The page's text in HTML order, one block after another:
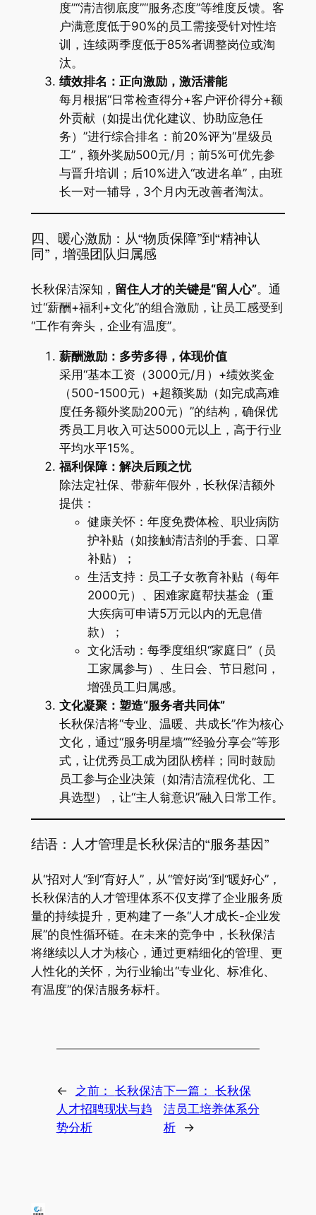
度”“清洁彻底度”“服务态度”等维度反馈。客
户满意度低于90%的员工需接受针对性培
训，连续两季度低于85%者调整岗位或淘
汰。
绩效排名：正向激励，激活潜能
每月根据“日常检查得分+客户评价得分+额
外贡献（如提出优化建议、协助应急任
务）”进行综合排名：前20%评为“星级员
工”，额外奖励500元/月；前5%可优先参
与晋升培训；后10%进入“改进名单”，由班
长一对一辅导，3个月内无改善者淘汰。
四、暖心激励：从“物质保障”到“精神认
同”，增强团队归属感
长秋保洁深知， 留住人才的关键是“留人心”。通
过“薪酬+福利+文化”的组合激励，让员工感受到
“工作有奔头，企业有温度”。
薪酬激励：多劳多得，体现价值
采用“基本工资（3000元/月）+绩效奖金
（500-1500元）+超额奖励（如完成高难
度任务额外奖励200元）”的结构，确保优
秀员工月收入可达5000元以上，高于行业
平均水平15%。
福利保障：解决后顾之忧
除法定社保、带薪年假外，长秋保洁额外
提供：
健康关怀：年度免费体检、职业病防
护补贴（如接触清洁剂的手套、口罩
补贴）；
生活支持：员工子女教育补贴（每年
2000元）、困难家庭帮扶基金（重
大疾病可申请5万元以内的无息借
款）；
文化活动：每季度组织“家庭日”（员
工家属参与）、生日会、节日慰问，
增强员工归属感。
文化凝聚：塑造“服务者共同体”
长秋保洁将“专业、温暖、共成长”作为核心
文化，通过“服务明星墙”“经验分享会”等形
式，让优秀员工成为团队榜样；同时鼓励
员工参与企业决策（如清洁流程优化、工
具选型），让“主人翁意识”融入日常工作。
结语：人才管理是长秋保洁的“服务基因”
从“招对人”到“育好人”，从“管好岗”到“暖好心”，
长秋保洁的人才管理体系不仅支撑了企业服务质
量的持续提升，更构建了一条“人才成长-企业发
展”的良性循环链。在未来的竞争中，长秋保洁
将继续以人才为核心，通过更精细化的管理、更
人性化的关怀，为行业输出“专业化、标准化、
有温度”的保洁服务标杆。
← 之前： 长秋保洁
人才招聘现状与趋
势分析
下一篇： 长秋保
洁员工培养体系分
析
→